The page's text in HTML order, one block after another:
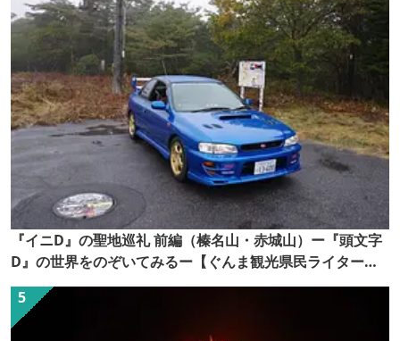
『イニD』の聖地巡礼 前編（榛名山・赤城山）ー『頭文字
D』の世界をのぞいてみるー【ぐんま観光県民ライター
（ぐん記者）】